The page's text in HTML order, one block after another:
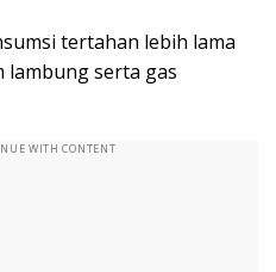
tertahan lebih lama
lambung serta gas
WITH CONTENT